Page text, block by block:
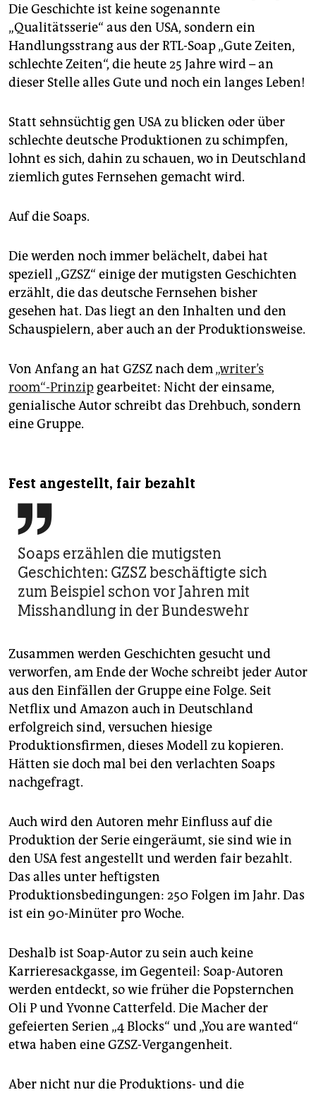
Die Geschichte ist keine sogenannte
„Qualitätsserie“ aus den USA, sondern ein
Handlungsstrang aus der RTL-Soap „Gute Zeiten,
schlechte Zeiten“, die heute 25 Jahre wird – an
dieser Stelle alles Gute und noch ein langes Leben!
Statt sehnsüchtig gen USA zu blicken oder über
schlechte deutsche Produktionen zu schimpfen,
lohnt es sich, dahin zu schauen, wo in Deutschland
ziemlich gutes Fernsehen gemacht wird.
Auf die Soaps.
Die werden noch immer belächelt, dabei hat
speziell „GZSZ“ einige der mutigsten Geschichten
erzählt, die das deutsche Fernsehen bisher
gesehen hat. Das liegt an den Inhalten und den
Schauspielern, aber auch an der Produktionsweise.
Von Anfang an hat GZSZ nach dem„writer’s
room“-Prinzip gearbeitet: Nicht der einsame,
genialische Autor schreibt das Drehbuch, sondern
eine Gruppe.
Fest angestellt, fair bezahlt

Soaps erzählen die mutigsten
Geschichten: GZSZ beschäftigte sich
zum Beispiel schon vor Jahren mit
Misshandlung in der Bundeswehr
Zusammen werden Geschichten gesucht und
verworfen, am Ende der Woche schreibt jeder Autor
aus den Einfällen der Gruppe eine Folge. Seit
Netflix und Amazon auch in Deutschland
erfolgreich sind, versuchen hiesige
Produktionsfirmen, dieses Modell zu kopieren.
Hätten sie doch mal bei den verlachten Soaps
nachgefragt.
Auch wird den Autoren mehr Einfluss auf die
Produktion der Serie eingeräumt, sie sind wie in
den USA fest angestellt und werden fair bezahlt.
Das alles unter heftigsten
Produktionsbedingungen: 250 Folgen im Jahr. Das
ist ein 90-Minüter pro Woche.
Deshalb ist Soap-Autor zu sein auch keine
Karrieresackgasse, im Gegenteil: Soap-Autoren
werden entdeckt, so wie früher die Popsternchen
Oli P und Yvonne Catterfeld. Die Macher der
gefeierten Serien „4 Blocks“ und „You are wanted“
etwa haben eine GZSZ-Vergangenheit.
Aber nicht nur die Produktions- und die